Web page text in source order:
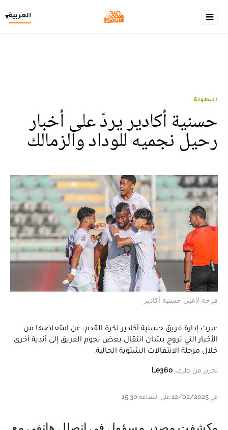
العربية▾
البطولة
حسنية أكادير يردّ على أخبار
رحيل نجميه للوداد والزمالك
فرحة لاعبي حسنية أكادير
عبرت إدارة فريق حسنية أكادير لكرة القدم، عن امتعاضها من
الأخبار التي تروج بشأن انتقال بعض نجوم الفريق إلى أندية أخرى
خلال مرحلة الانتقالات الشتوية الحالية.
تحرير من طرف Le360
في 12/02/2025 على الساعة 15:30